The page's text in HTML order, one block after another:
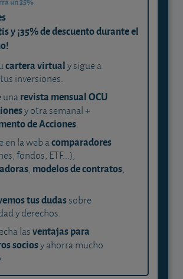
y ¡35% de descuento durante el
cartera virtualy sigue a
inversiones.
unarevista mensual OCU
y otra semanal +
de Acciones.
en la web acomparadores
fondos, ETF...),
, modelos de contratos,
tus dudassobre
y derechos.
lasventajas para
sociosy ahorra mucho